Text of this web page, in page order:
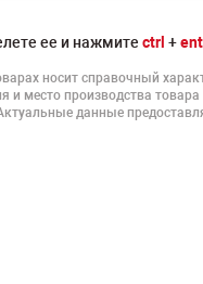
ее и нажмите ctrl +
носит справочный
и место производства
данные